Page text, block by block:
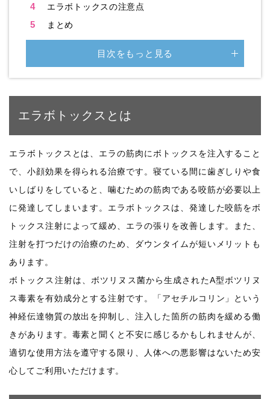
4 エラボトックスの注意点
5 まとめ
目次をもっと見る
エラボトックスとは
エラボトックスとは、エラの筋肉にボトックスを注入すること
で、小顔効果を得られる治療です。寝ている間に歯ぎしりや食
いしばりをしていると、噛むための筋肉である咬筋が必要以上
に発達してしまいます。エラボトックスは、発達した咬筋をボ
トックス注射によって緩め、エラの張りを改善します。また、
注射を打つだけの治療のため、ダウンタイムが短いメリットも
あります。
ボトックス注射は、ボツリヌス菌から生成されたA型ボツリヌ
ス毒素を有効成分とする注射です。「アセチルコリン」という
神経伝達物質の放出を抑制し、注入した箇所の筋肉を緩める働
きがあります。毒素と聞くと不安に感じるかもしれませんが、
適切な使用方法を遵守する限り、人体への悪影響はないため安
心してご利用いただけます。